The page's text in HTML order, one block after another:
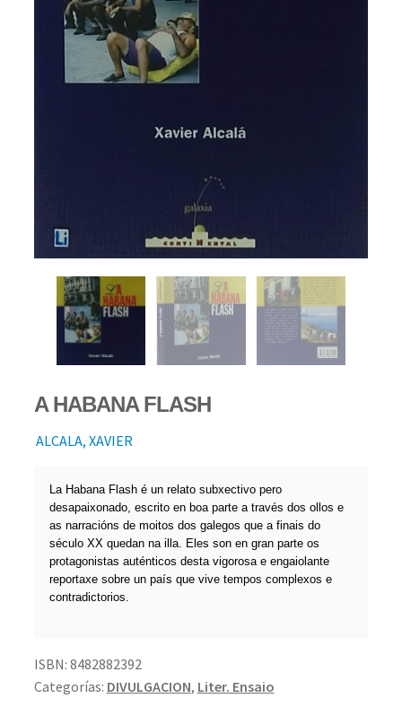
A HABANA FLASH
ALCALA, XAVIER
La Habana Flash é un relato subxectivo pero
desapaixonado, escrito en boa parte a través dos ollos e
as narracións de moitos dos galegos que a finais do
século XX quedan na illa. Eles son en gran parte os
protagonistas auténticos desta vigorosa e engaiolante
reportaxe sobre un país que vive tempos complexos e
contradictorios.
ISBN: 8482882392
Categorías: DIVULGACION, Liter. Ensaio